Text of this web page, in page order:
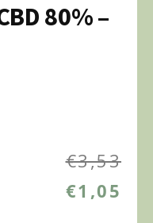
80% –
€3,53
€1,05